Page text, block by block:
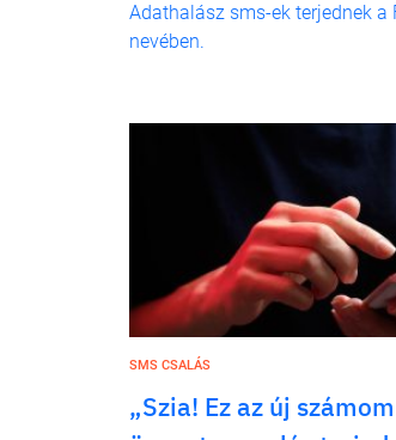
Adathalász sms-ek terjednek a
nevében.
SMS CSALÁS
„Szia! Ez az új